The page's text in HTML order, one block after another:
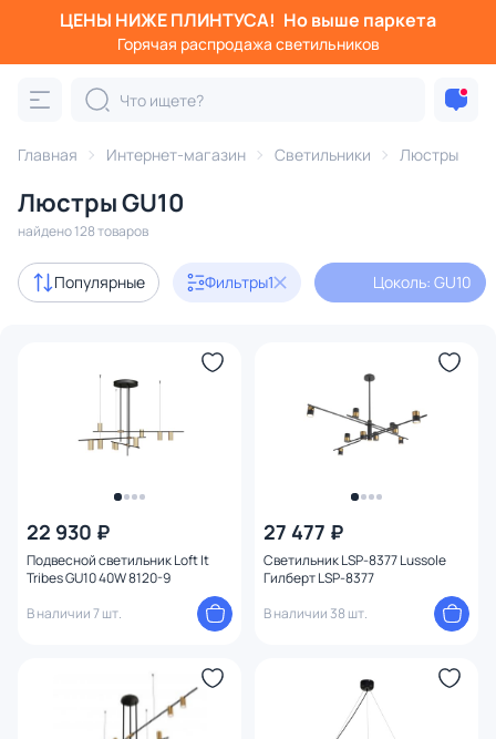
ЦЕНЫ НИЖЕ ПЛИНТУСА! Но выше паркета
Горячая распродажа светильников
Главная Интернет-магазин Светильники Люстры
Люстры GU10
найдено 128 товаров
Популярные Фильтры1 Цоколь: GU10
22 930 ₽
Подвесной светильник Loft It
Tribes GU10 40W 8120-9
В наличии 7 шт.
27 477 ₽
Светильник LSP-8377 Lussole
Гилберт LSP-8377
В наличии 38 шт.
Фильтры
Категория:
подвесные потолочные
Акции 16
Дизайнерский свет 37
В наличии 98
Цена
От До